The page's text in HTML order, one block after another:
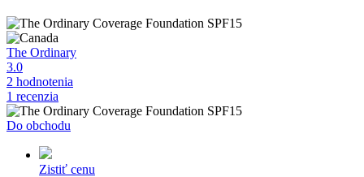
The Ordinary
3.0
2 hodnotenia
1 recenzia
Do obchodu
Zistiť cenu